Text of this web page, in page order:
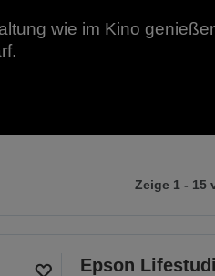
wie im Kino
Zeige 1 - 15
Epson